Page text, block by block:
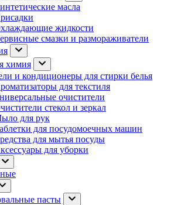
масла
жидкости
смазки и размораживатели
химия
и кондиционеры для стирки белья
для текстиля
очистители
стекол и зеркал
для рук
для посудомоечных машин
для мытья посуды
для уборки
пасты